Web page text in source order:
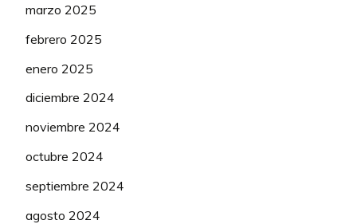
marzo 2025
febrero 2025
enero 2025
diciembre 2024
noviembre 2024
octubre 2024
septiembre 2024
agosto 2024